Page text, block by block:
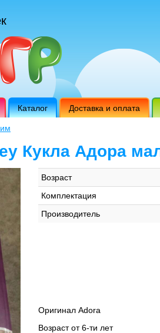
Каталог Доставка и оплата
Кукла Адора
Возраст
Комплектация
Производитель
Оригинал Adora
Возраст от 6-ти лет